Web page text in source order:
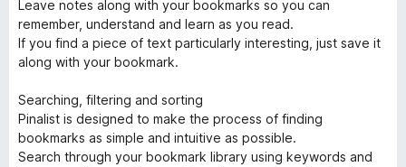
Leave notes along with your bookmarks so you can
remember, understand and learn as you read.
If you find a piece of text particularly interesting, just save it
along with your bookmark.
Searching, filtering and sorting
Pinalist is designed to make the process of finding
bookmarks as simple and intuitive as possible.
Search through your bookmark library using keywords and